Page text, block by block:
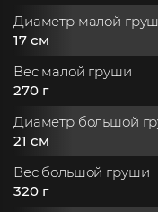
Диаметр малой
17 см
Вес малой груши
270 г
Диаметр большой
21 см
Вес большой груши
320 г